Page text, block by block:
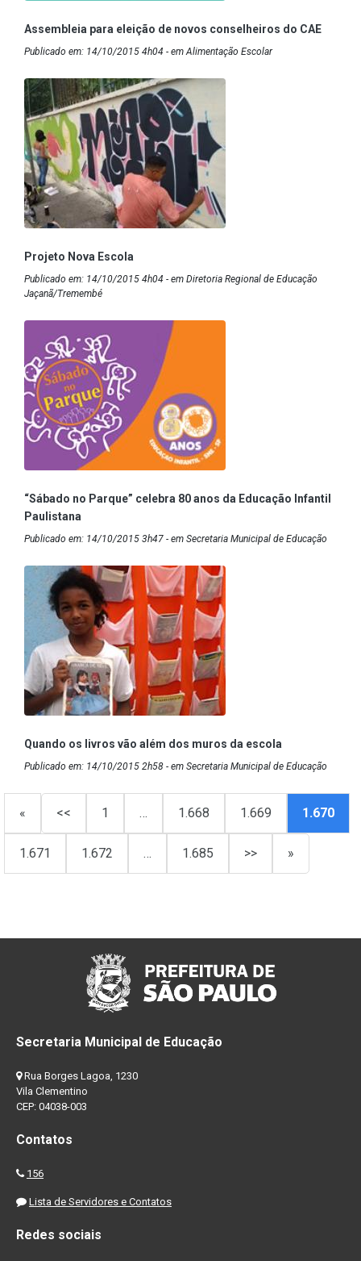
Assembleia para eleição de novos conselheiros do CAE
Publicado em: 14/10/2015 4h04 - em Alimentação Escolar
Projeto Nova Escola
Publicado em: 14/10/2015 4h04 - em Diretoria Regional de Educação
Jaçanã/Tremembé
“Sábado no Parque” celebra 80 anos da Educação Infantil
Paulistana
Publicado em: 14/10/2015 3h47 - em Secretaria Municipal de Educação
Quando os livros vão além dos muros da escola
Publicado em: 14/10/2015 2h58 - em Secretaria Municipal de Educação
« << 1 … 1.668 1.669 1.670
1.671 1.672 … 1.685 >> »
Secretaria Municipal de Educação
Rua Borges Lagoa, 1230
Vila Clementino
CEP: 04038-003
Contatos
156
Lista de Servidores e Contatos
Redes sociais